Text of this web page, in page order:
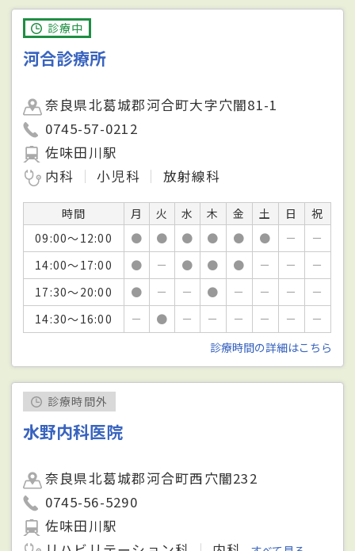
診療中
河合診療所
奈良県北葛城郡河合町大字穴闇81-1
0745-57-0212
佐味田川駅
内科
小児科 放射線科
時間 月 火 水 木 金 土 日
祝
09:00～12:00
● ● ● ● ● ● －
－
14:00～17:00
● － ● ● ● － －
－
17:30～20:00
● － － ● － － －
－
14:30～16:00
－ ● － － － － －
－
診療時間の詳細はこちら
診療時間外
水野内科医院
奈良県北葛城郡河合町西穴闇232
0745-56-5290
佐味田川駅